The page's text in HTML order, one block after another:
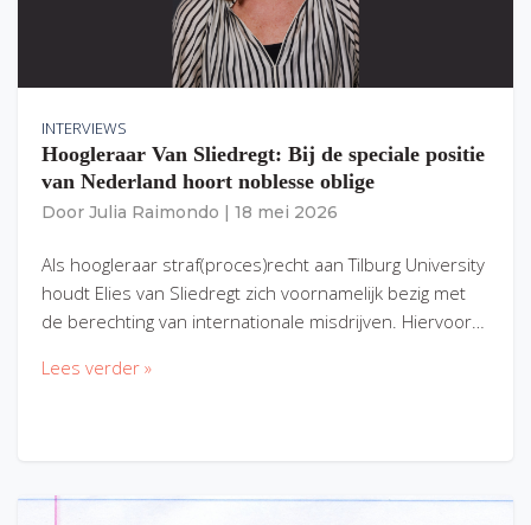
INTERVIEWS
Hoogleraar Van Sliedregt: Bij de speciale positie
van Nederland hoort noblesse oblige
Door Julia Raimondo 18 mei 2026
Als hoogleraar straf(proces)recht aan Tilburg University
houdt Elies van Sliedregt zich voornamelijk bezig met
de berechting van internationale misdrijven. Hiervoor…
Lees verder »